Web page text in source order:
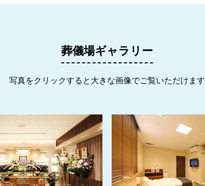
葬儀場ギャラリー
写真をクリックすると大きな画像でご覧いただけます